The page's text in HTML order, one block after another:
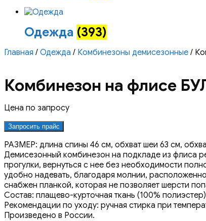
Одежда (393)
Главная / Одежда / Комбинезоны демисезонные /
Комбинезон на флисе
Цена по запросу
Запросить прайс
РАЗМЕР: длина спины 46 см, обхват шеи 63 см,
Демисезонный комбинезон на подкладе из флиса
прогулки, вернуться с нее без необходимости
удобно надевать, благодаря молнии,
снабжен планкой, которая не позволяет шерсти
Состав: плащево-курточная ткань (100%
Рекомендации по уходу: ручная стирка при
Произведено в России.